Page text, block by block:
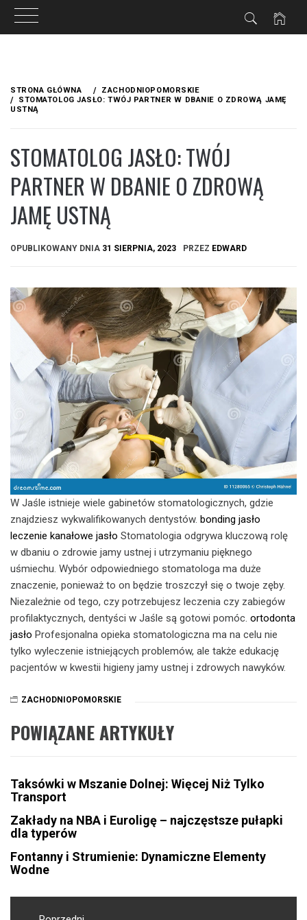
treści
STRONA GŁÓWNA
ZACHODNIOPOMORSKIE
STOMATOLOG JASŁO: TWÓJ PARTNER W DBANIE O ZDROWĄ JAMĘ
USTNĄ
STOMATOLOG JASŁO: TWÓJ
PARTNER W DBANIE O ZDROWĄ
JAMĘ USTNĄ
OPUBLIKOWANY DNIA 31 SIERPNIA, 2023 PRZEZ EDWARD
W Jaśle istnieje wiele gabinetów stomatologicznych, gdzie
znajdziesz wykwalifikowanych dentystów. bonding jasło
leczenie kanałowe jasło Stomatologia odgrywa kluczową rolę
w dbaniu o zdrowie jamy ustnej i utrzymaniu pięknego
uśmiechu. Wybór odpowiedniego stomatologa ma duże
znaczenie, ponieważ to on będzie troszczył się o twoje zęby.
Niezależnie od tego, czy potrzebujesz leczenia czy zabiegów
profilaktycznych, dentyści w Jaśle są gotowi pomóc. ortodonta
jasło Profesjonalna opieka stomatologiczna ma na celu nie
tylko wyleczenie istniejących problemów, ale także edukację
pacjentów w kwestii higieny jamy ustnej i zdrowych nawyków.
ZACHODNIOPOMORSKIE
POWIĄZANE ARTYKUŁY
Taksówki w Mszanie Dolnej: Więcej Niż Tylko
Transport
Zakłady na NBA i Euroligę – najczęstsze pułapki
dla typerów
Fontanny i Strumienie: Dynamiczne Elementy
Wodne
Nawigacja